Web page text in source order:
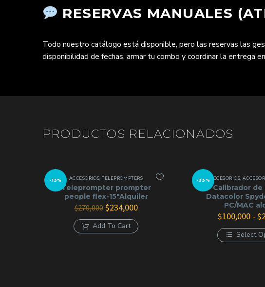
RESERVAS MANUALES
Todo nuestro catálogo está disponible, pero las reservas las
disponibilidad de fechas, armar tu combo y coordinar la entrega
PRODUCTOS RELACIONADOS
-13% ACCESORIOS ,TELEPROMPTERS
Teleprompter prompter
people flex-15″Alquiler
$270,000 El
precio
original
era:
$234,000El
actual
es:
Add To Cart
-33% ACCESORIOS
Calibrador de
Datacolor
PC/MAC
$100,000 - $
Select